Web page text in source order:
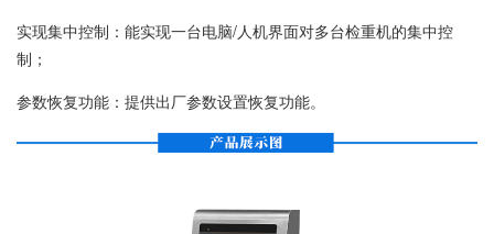
实现集中控制：能实现一台电脑/人机界面对多台检重机的集中控
制；
参数恢复功能：提供出厂参数设置恢复功能。